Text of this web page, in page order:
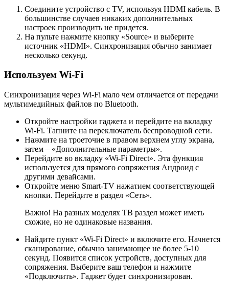
Соедините устройство с TV, используя HDMI кабель. В
большинстве случаев никаких дополнительных
настроек производить не придется.
На пульте нажмите кнопку «Source» и выберите
источник «HDMI». Синхронизация обычно занимает
несколько секунд.
Используем Wi-Fi
Синхронизация через Wi-Fi мало чем отличается от передачи
мультимедийных файлов по Bluetooth.
Откройте настройки гаджета и перейдите на вкладку
Wi-Fi. Тапните на переключатель беспроводной сети.
Нажмите на троеточие в правом верхнем углу экрана,
затем – «Дополнительные параметры».
Перейдите во вкладку «Wi-Fi Direct». Эта функция
используется для прямого сопряжения Андроид с
другими девайсами.
Откройте меню Smart-TV нажатием соответствующей
кнопки. Перейдите в раздел «Сеть».
Важно! На разных моделях ТВ раздел может иметь
схожие, но не одинаковые названия.
Найдите пункт «Wi-Fi Direct» и включите его. Начнется
сканирование, обычно занимающее не более 5-10
секунд. Появится список устройств, доступных для
сопряжения. Выберите ваш телефон и нажмите
«Подключить». Гаджет будет синхронизирован.